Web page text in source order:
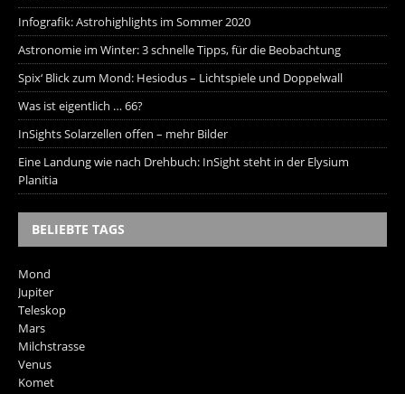
Infografik: Astrohighlights im Sommer 2020
Astronomie im Winter: 3 schnelle Tipps, für die Beobachtung
Spix‘ Blick zum Mond: Hesiodus – Lichtspiele und Doppelwall
Was ist eigentlich … 66?
InSights Solarzellen offen – mehr Bilder
Eine Landung wie nach Drehbuch: InSight steht in der Elysium
Planitia
BELIEBTE TAGS
Mond
Jupiter
Teleskop
Mars
Milchstrasse
Venus
Komet